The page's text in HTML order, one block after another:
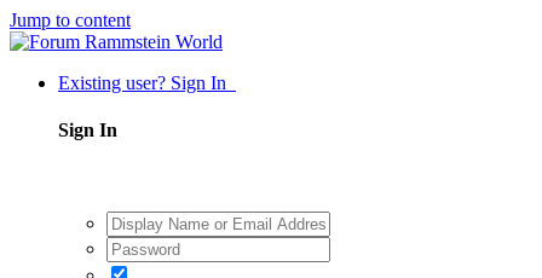
Jump to content
Existing user? Sign In
Sign In